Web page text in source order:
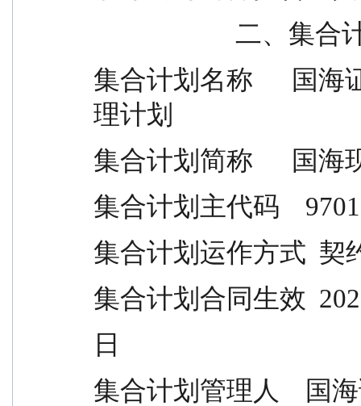
集合计划名称      国海
理计划
集合计划简称      国海
集合计划主代码
集合计划运作方式  契
集合计划合同生效
日
集合计划管理人    国